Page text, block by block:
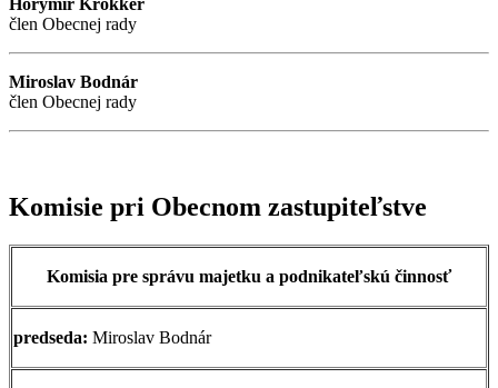
Horymír Krokker
člen Obecnej rady
Miroslav Bodnár
člen Obecnej rady
Komisie pri Obecnom zastupiteľstve
Komisia pre správu majetku a podnikateľskú činnosť
predseda: Miroslav Bodnár